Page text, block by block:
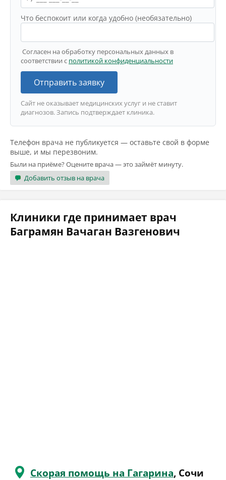
Что беспокоит или когда удобно (необязательно)
Согласен на обработку персональных данных в
соответствии с политикой конфиденциальности
Отправить заявку
Сайт не оказывает медицинских услуг и не ставит
диагнозов. Запись подтверждает клиника.
Телефон врача не публикуется — оставьте свой в форме
выше, и мы перезвоним.
Были на приёме? Оцените врача — это займёт минуту.
Добавить отзыв на врача
Клиники где принимает врач
Баграмян Вачаган Вазгенович
Скорая помощь на Гагарина, Сочи